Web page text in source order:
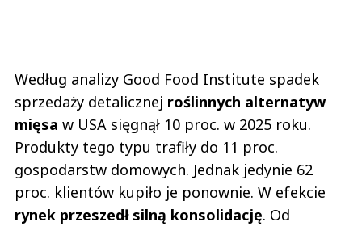
Według analizy Good Food Institute spadek
sprzedaży detalicznej roślinnych alternatyw
mięsa w USA sięgnął 10 proc. w 2025 roku.
Produkty tego typu trafiły do 11 proc.
gospodarstw domowych. Jednak jedynie 62
proc. klientów kupiło je ponownie. W efekcie
rynek przeszedł silną konsolidację. Od